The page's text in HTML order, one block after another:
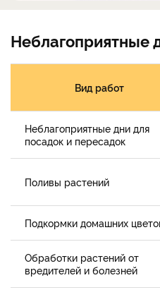
Неблагоприятные
Вид работ
Неблагоприятные дни для
посадок и пересадок
Поливы растений
Подкормки домашних
Обработки растений от
вредителей и болезней